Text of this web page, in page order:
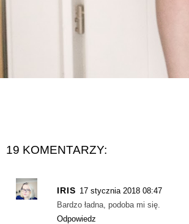
19 KOMENTARZY:
IRIS 17 stycznia 2018 08:47
Bardzo ładna, podoba mi się.
Odpowiedz